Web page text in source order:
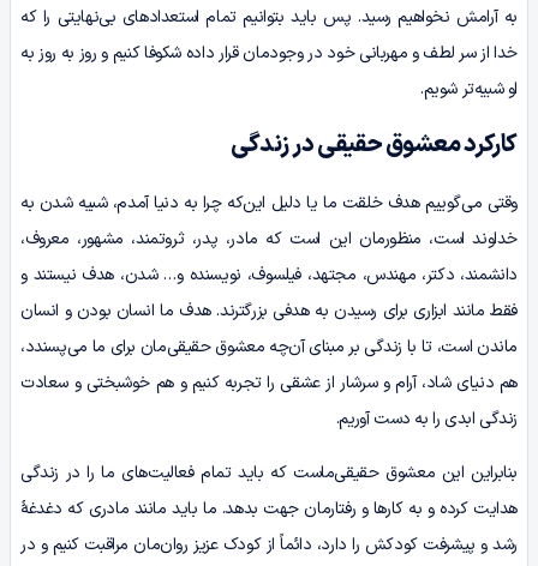
به آرامش نخواهیم رسید. پس باید بتوانیم تمام استعدادهای بی‌نهایتی را که
خدا از سر لطف و مهربانی خود در وجودمان قرار داده شکوفا کنیم و روز به روز به
او شبیه‌تر‌ شویم.
کارکرد معشوق حقیقی در زندگی
وقتی می‌گوییم هدف خلقت ما یا دلیل این‌که چرا به دنیا آمدم، شبیه شدن به
خداوند است، منظورمان این است که مادر، پدر، ثروتمند، مشهور، معروف،
دانشمند، دکتر، مهندس، مجتهد، فیلسوف، نویسنده و… شدن، هدف نیستند و
فقط مانند ابزاری برای رسیدن به هدفی بزرگترند. هدف ما انسان بودن و انسان
ماندن است، تا با زندگی بر مبنای آن‌چه معشوق حقیقی‌مان برای ما می‌پسندد،
هم دنیای شاد، آرام و سرشار از عشقی را تجربه کنیم و هم خوشبختی و سعادت
زندگی ابدی را به دست آوریم.
بنابراین این معشوق حقیقی‌ماست که باید تمام فعالیت‌های ما را در زندگی
هدایت کرده و به کارها و رفتارمان جهت ‌بدهد. ما باید مانند مادری که دغدغۀ
رشد و پیشرفت کودکش را دارد، دائماً از کودک عزیز روان‌مان مراقبت کنیم و در